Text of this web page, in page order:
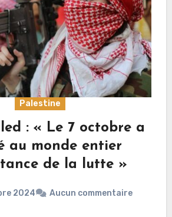
Palestine
: « Le 7 octobre a
au monde entier
de la lutte »
2024 Aucun commentaire